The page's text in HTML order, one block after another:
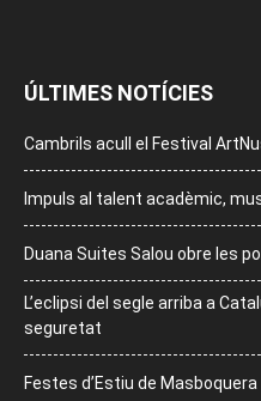
ÚLTIMES NOTÍCIES
Cambrils acull el Festival
Impuls al talent acadèmic,
Duana Suites Salou obre les
L’eclipsi del segle arriba a
seguretat
Festes d’Estiu de Masboquera